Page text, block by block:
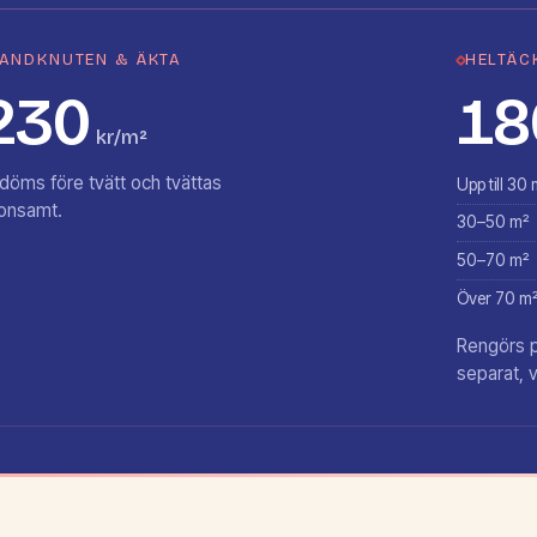
& ÄKTA
kr/m²
före tvätt och tvättas
Upp till 30
30–50 m²
50–70 m²
Över 70 m²
Rengörs
separat,